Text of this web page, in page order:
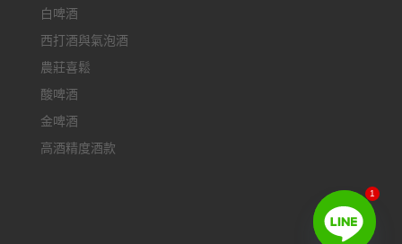
白啤酒
西打酒與氣泡酒
農莊喜鬆
酸啤酒
金啤酒
高酒精度酒款
1